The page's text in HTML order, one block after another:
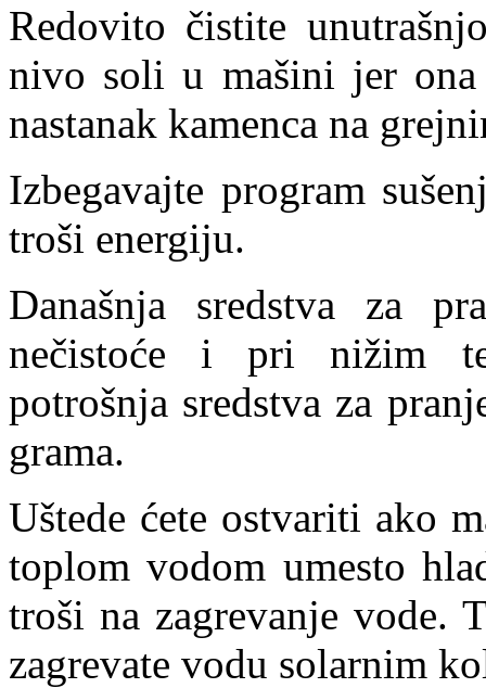
Redovito čistite
nivo soli u mašini jer ona
nastanak kamenca na
Izbegavajte program
troši energiju.
Današnja sredstva za
nečistoće i pri nižim
potrošnja sredstva za
grama.
Uštede ćete ostvariti ako
toplom vodom umesto
troši na zagrevanje vode.
zagrevate vodu solarnim